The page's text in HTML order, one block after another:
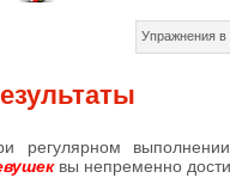
Упражнения
регулярном
квы непременно